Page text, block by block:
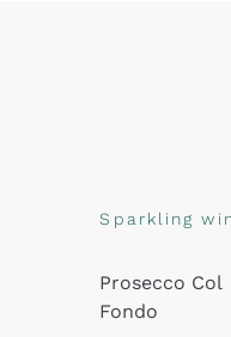
Sparkling
Prosecco Col
Fondo